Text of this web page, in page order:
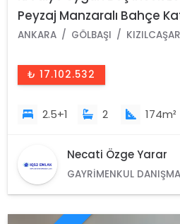
Peyzaj Manzaralı Bahçe
ANKARA GÖLBAŞI KIZILCAŞAR
₺ 17.102.532
2.5+1 2 174m²
Necati Özge Yarar
GAYRIMENKUL